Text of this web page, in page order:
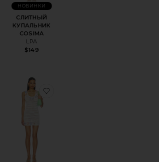
СЛИТНЫЙ
КУПАЛЬНИК
COSIMA
LPA
$149
НОВИНКИ
ТРЕУГОЛЬНИКАМИ INDIGO VEIL
БИКИНИ С ЗАВЯЗКАМИ ПО